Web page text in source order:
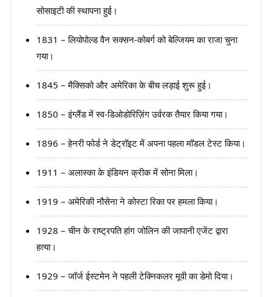
सोसाइटी की स्थापना हुई।
1831 – लियोपोल्ड वैन सक्सन-कोबर्ग को बेल्जियम का राजा चुना
गया।
1845 – मैक्सिको और अमेरिका के बीच लड़ाई शुरू हुई।
1850 – इंग्लैंड में स्व-डिओडोरिज़िंग उर्वरक तैयार किया गया।
1896 – हेनरी फोर्ड ने डेट्रॉइट में अपना पहला मॉडल टेस्ट किया।
1911 – अलास्का के इंडियन क्रीक में सोना मिला।
1919 – अमेरिकी नौसेना ने कोस्टा रिका पर हमला किया।
1928 – चीन के राष्ट्रपति हांग जोलिन की जापानी एजेंट द्वारा
हत्या।
1929 – जॉर्ज ईस्टमेन ने पहली टेक्निकलर मूवी का डेमो दिया।